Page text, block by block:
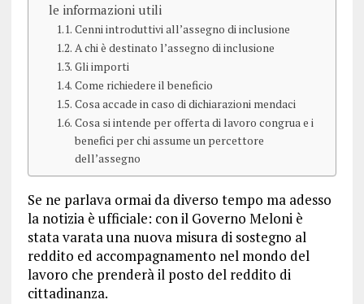
le informazioni utili
Cenni introduttivi all’assegno di inclusione
A chi è destinato l’assegno di inclusione
Gli importi
Come richiedere il beneficio
Cosa accade in caso di dichiarazioni mendaci
Cosa si intende per offerta di lavoro congrua e i
benefici per chi assume un percettore
dell’assegno
Se ne parlava ormai da diverso tempo ma adesso
la notizia è ufficiale: con il Governo Meloni è
stata varata una nuova misura di sostegno al
reddito ed accompagnamento nel mondo del
lavoro che prenderà il posto del reddito di
cittadinanza.